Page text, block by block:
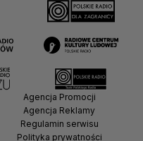
Agencja Promocji
Agencja Reklamy
Regulamin serwisu
Polityka prywatności